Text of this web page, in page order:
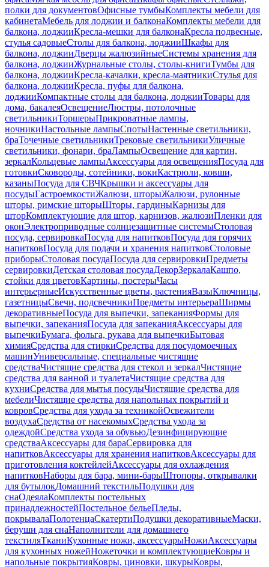
полки для документовОфисные тумбыКомплекты мебели для
кабинетаМебель для лоджии и балконаКомплекты мебели для
балкона, лоджииКресла-мешки для балконаКресла подвесные,
стулья садовыеСтолы для балкона, лоджииШкафы для
балкона, лоджииДверцы жалюзийныеСистемы хранения для
балкона, лоджииЖурнальные столы, столы-книгиТумбы для
балкона, лоджииКресла-качалки, кресла-маятникиСтулья для
балкона, лоджииКресла, пуфы для балкона,
лоджииКомпактные столы для балкона, лоджииТовары для
дома, бакалеяОсвещениеЛюстры, потолочные
светильникиТоршерыПрикроватные лампы,
ночникиНастольные лампыСпотыНастенные светильники,
браТочечные светильникиТрековые светильникиУличные
светильники, фонари, браЛампыОсвещение для картин,
зеркалКольцевые лампыАксессуары для освещенияПосуда для
готовкиСковороды, сотейники, вокиКастрюли, ковши,
казаныПосуда для СВЧКрышки и аксессуары для
посудыГастроемкостиЖалюзи, шторыЖалюзи, рулонные
шторы, римские шторыШторы, гардиныКарнизы для
шторКомплектующие для штор, карнизов, жалюзиПленки для
оконЭлектроприводные солнцезащитные системыСтоловая
посуда, сервировкаПосуда для напитковПосуда для горячих
напитковПосуда для подачи и хранения напитковСтоловые
приборыСтоловая посудаПосуда для сервировкиПредметы
сервировкиДетская столовая посудаДекорЗеркалаКашпо,
стойки для цветовКартины, постерыЧасы
интерьерныеИскусственные цветы, растенияВазыКлючницы,
газетницыСвечи, подсвечникиПредметы интерьераШирмы
декоративныеПосуда для выпечки, запеканияФормы для
выпечки, запеканияПосуда для запеканияАксессуары для
выпечкиБумага, фольга, рукава для выпечкиБытовая
химияСредства для стиркиСредства для посудомоечных
машинУниверсальные, специальные чистящие
средстваЧистящие средства для стекол и зеркалЧистящие
средства для ванной и туалетаЧистящие средства для
кухниСредства для мытья посудыЧистящие средства для
мебелиЧистящие средства для напольных покрытий и
ковровСредства для ухода за техникойОсвежители
воздухаСредства от насекомыхСредства ухода за
одеждойСредства ухода за обувьюДезинфицирующие
средстваАксессуары для бараСервировка для
напитковАксессуары для хранения напитковАксессуары для
приготовления коктейлейАксессуары для охлаждения
напитковНаборы для бара, мини-барыШтопоры, открывалки
для бутылокДомашний текстильПодушки для
снаОдеялаКомплекты постельных
принадлежностейПостельное бельеПледы,
покрывалаПолотенцаСкатертиПодушки декоративныеМаски,
беруши для снаНаполнители для домашнего
текстиляТканиКухонные ножи, аксессуарыНожиАксессуары
для кухонных ножейНожеточки и комплектующиеКовры и
напольные покрытияКовры, циновки, шкурыКовры,